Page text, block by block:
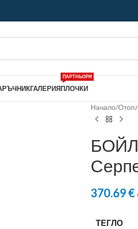
ГАЛЕРИЯПЛОЧКИ
ПАРТНЬОРИ
Начало/
370.69€
ТЕГЛО